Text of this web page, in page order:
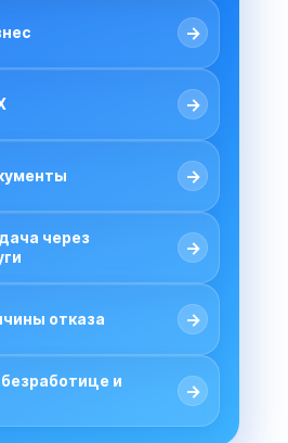
→
→
→
через
→
отказа →
безработице и
→